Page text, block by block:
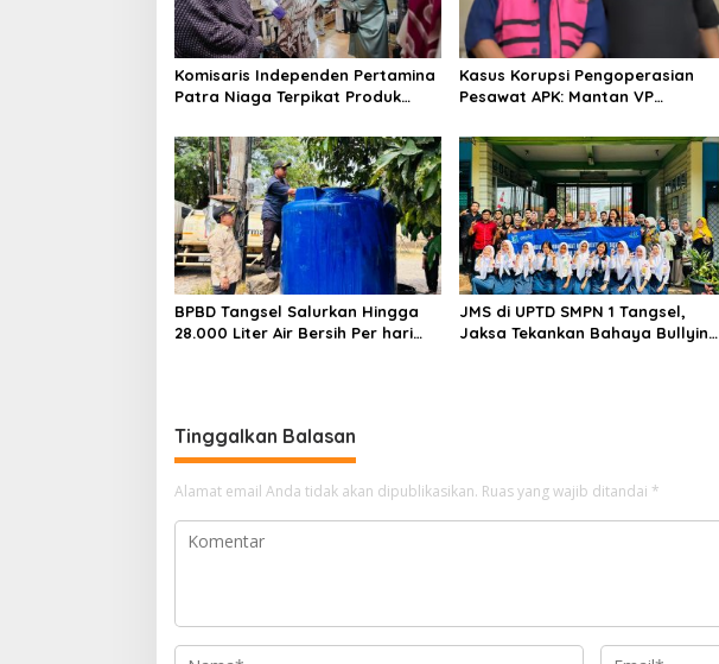
Komisaris Independen Pertamina
Patra Niaga Terpikat Produk
Sentuhan Kemanusiaan dan
Keberlanjutan
Kasus Korupsi Pengoperasian
Pesawat APK: Mantan VP
Ditetapkan Tersangka
BPBD Tangsel Salurkan Hingga
28.000 Liter Air Bersih Per hari
JMS di UPTD SMPN 1 Tangsel,
Jaksa Tekankan Bahaya Bullying
Tinggalkan Balasan
Alamat email Anda tidak akan dipublikasikan. Ruas yang wajib ditandai *